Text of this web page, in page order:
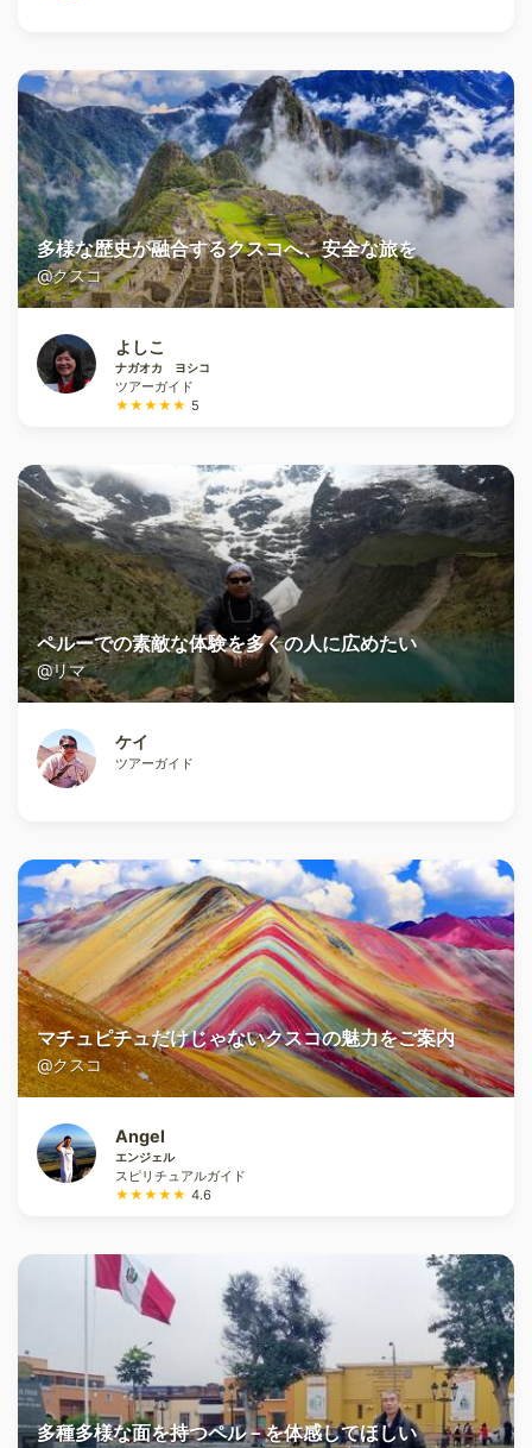
多様な歴史が融合するクスコへ、安全な旅を
@クスコ
よしこ
ナガオカ ヨシコ
ツアーガイド
★★★★★ 5
ペルーでの素敵な体験を多くの人に広めたい
@リマ
ケイ
ツアーガイド
マチュピチュだけじゃないクスコの魅力をご案内
@クスコ
Angel
エンジェル
スピリチュアルガイド
★★★★★ 4.6
多種多様な面を持つペル－を体感してほしい